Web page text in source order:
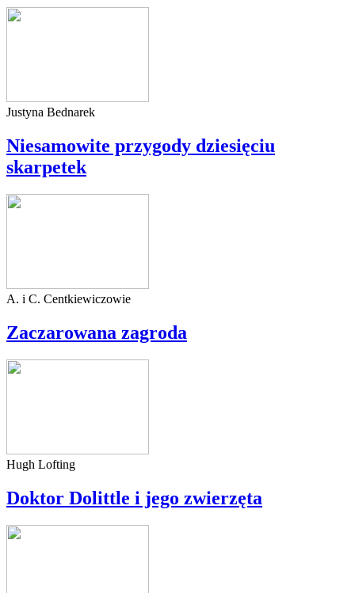
Justyna Bednarek
Niesamowite przygody dziesięciu
skarpetek
A. i C. Centkiewiczowie
Zaczarowana zagroda
Hugh Lofting
Doktor Dolittle i jego zwierzęta